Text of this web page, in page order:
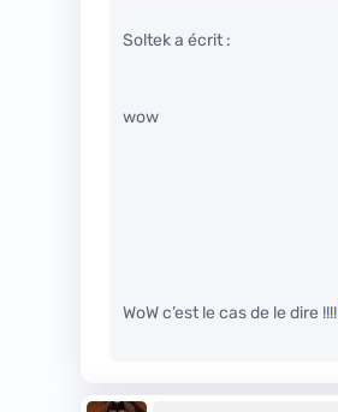
Soltek a écrit :
wow
WoW c’est le cas de le dire !!!!